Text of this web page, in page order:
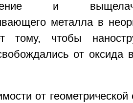
и
металла в
тому, чтобы
от оксида
от геометрической